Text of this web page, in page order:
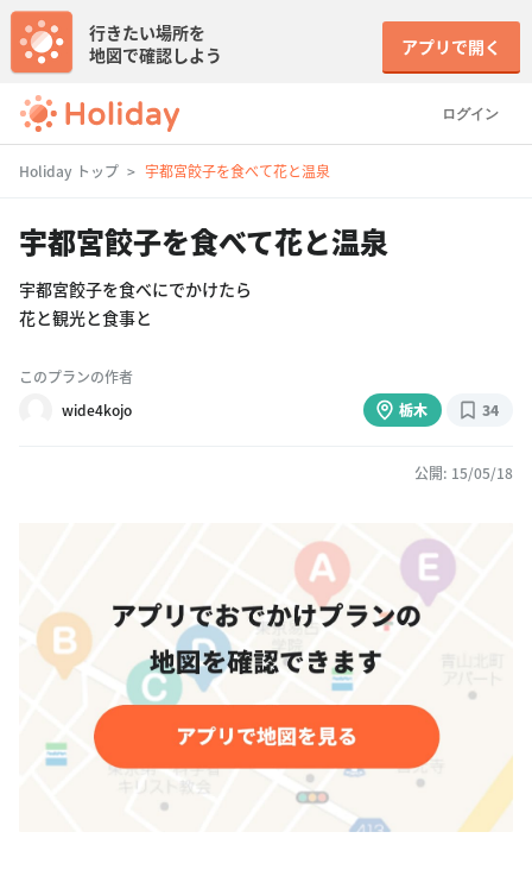
ログイン
行きたい場所を
地図で確認しよう
アプリで開く
Holiday トップ 宇都宮餃子を食べて花と温泉
宇都宮餃子を食べて花と温泉
宇都宮餃子を食べにでかけたら
花と観光と食事と
このプランの作者
wide4kojo
栃木 34
公開: 15/05/18